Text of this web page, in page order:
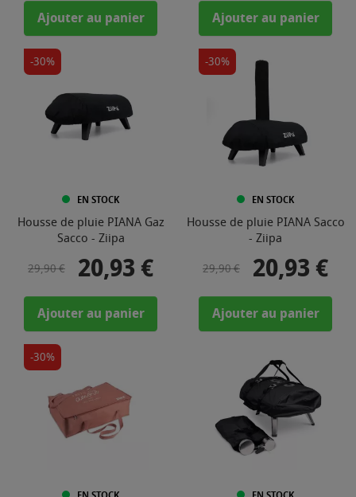
Ajouter au panier Ajouter au panier
-30%
EN STOCK
Housse de pluie PIANA Gaz
Sacco - Ziipa
Prix de base
29,90 € Prix
20,93 €
Ajouter au panier
-30%
EN STOCK
Housse de pluie PIANA Sacco
- Ziipa
Prix de base
29,90 € Prix
20,93 €
Ajouter au panier
-30%